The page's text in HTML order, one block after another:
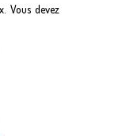
Vous devez